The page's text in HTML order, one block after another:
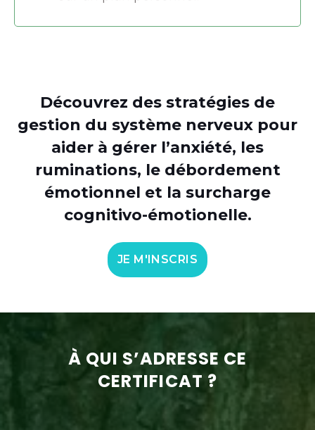
Découvrez des stratégies de
gestion du système nerveux pour
aider à gérer l’anxiété, les
ruminations, le débordement
émotionnel et la surcharge
cognitivo-émotionelle.
JE M'INSCRIS
À QUI S’ADRESSE CE
CERTIFICAT ?